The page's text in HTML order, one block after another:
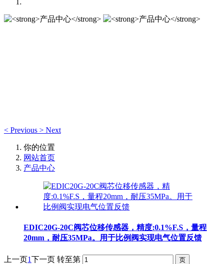
< Previous > Next
你的位置
网站首页
产品中心
EDIC20G-20C阀芯位移传感器，精度:0.1%F.S，量程
20mm，耐压35MPa。用于比例阀实现电气位置反馈
上一页1下一页 转至第